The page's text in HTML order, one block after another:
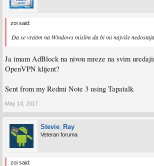
zoi said:
Da se vratim na Windows mislim da bi mi najviše
Ja imam AdBlock na nivou mreze na svim
OpenVPN klijent?
Sent from my Redmi Note 3 using Tapatalk
May 14, 2017
Stevie_Ray
Veteran foruma
zoi said: